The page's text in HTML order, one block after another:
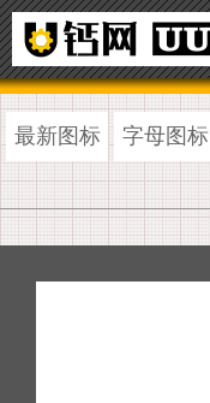
最新图标 字母图标